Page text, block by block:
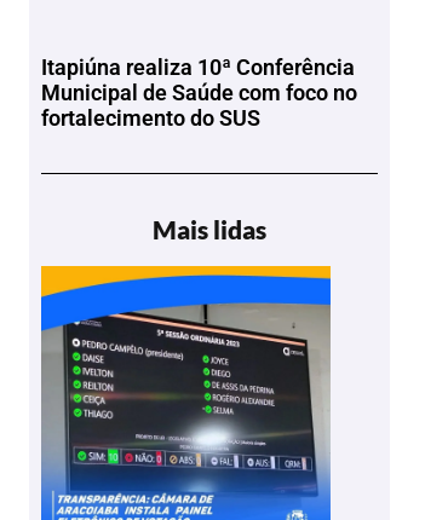
Itapiúna realiza 10ª Conferência
Municipal de Saúde com foco no
fortalecimento do SUS
Mais lidas